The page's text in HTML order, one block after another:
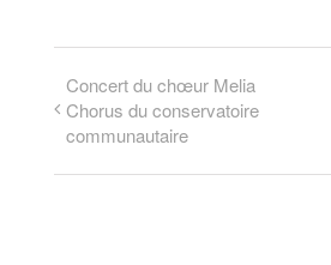
Concert du chœur Melia
Chorus du conservatoire
communautaire